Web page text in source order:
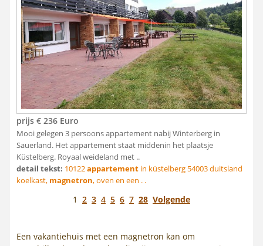
prijs € 236 Euro
Mooi gelegen 3 persoons appartement nabij Winterberg in
Sauerland. Het appartement staat middenin het plaatsje
Küstelberg. Royaal weideland met ..
detail tekst: 10122appartement in küstelberg 54003 duitsland
koelkast, magnetron, oven en een . .
1 2 3 4 5 6 7 28 Volgende
Een vakantiehuis met een magnetron kan om